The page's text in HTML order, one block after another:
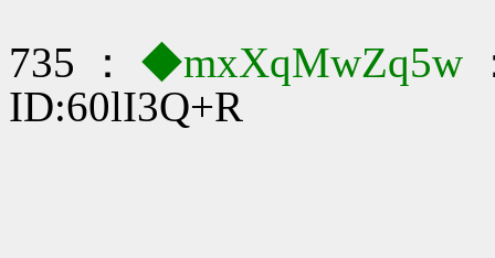
735 ：
◆mxXqMwZq5w
ID:60lI3Q+R